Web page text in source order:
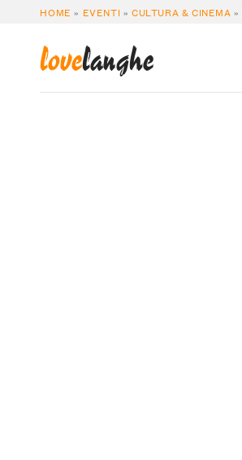
HOME » EVENTI »CULTURA & CINEMA »
lovelanghe